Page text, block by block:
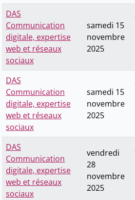
DAS
Communication
digitale, expertise
web et réseaux
sociaux
samedi 15
novembre
2025
DAS
Communication
digitale, expertise
web et réseaux
sociaux
samedi 15
novembre
2025
DAS
Communication
digitale, expertise
web et réseaux
sociaux
vendredi
28
novembre
2025